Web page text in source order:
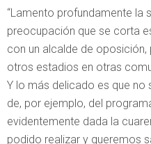
“Lamento profundamente la
preocupación que se corta
con un alcalde de
otros estadios en otras
Y lo más delicado es que no
de, por ejemplo, del
evidentemente dada la
podido realizar y queremos